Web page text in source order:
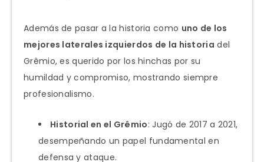
Además de pasar a la historia como uno de los
mejores laterales izquierdos de la historia del
Grêmio, es querido por los hinchas por su
humildad y compromiso, mostrando siempre
profesionalismo.
Historial en el Grêmio: Jugó de 2017 a 2021,
desempeñando un papel fundamental en
defensa y ataque.